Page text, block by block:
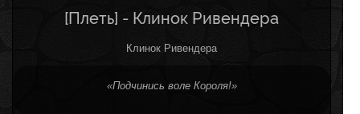
[Плеть] - Клинок Ривендера
Клинок Ривендера
«Подчинись воле Короля!»